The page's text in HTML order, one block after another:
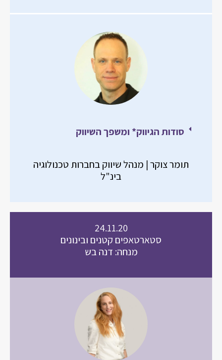
סודות הגיווק* ומשפך השיווק
תומר צוקר | מנהל שיווק בחברות טכנולוגיה
בינ"ל
24.11.20
סטארטאפים קטנים ובינונים
מנחה: דנה בש